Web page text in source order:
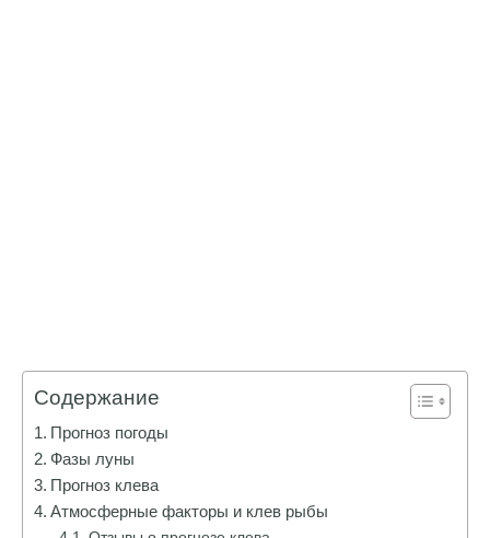
Содержание
Прогноз погоды
Фазы луны
Прогноз клева
Атмосферные факторы и клев рыбы